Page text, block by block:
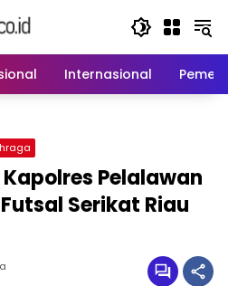
Internasional
Pelalawan
Serikat Riau